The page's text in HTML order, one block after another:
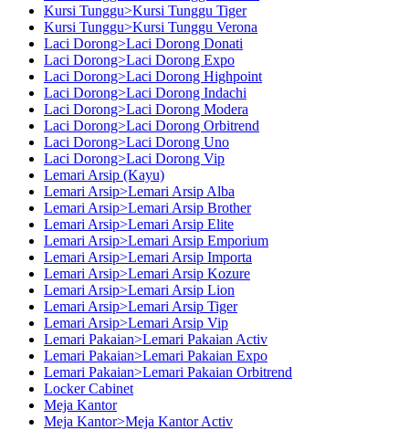
Kursi Tunggu>Kursi Tunggu Tiger
Kursi Tunggu>Kursi Tunggu Verona
Laci Dorong>Laci Dorong Donati
Laci Dorong>Laci Dorong Expo
Laci Dorong>Laci Dorong Highpoint
Laci Dorong>Laci Dorong Indachi
Laci Dorong>Laci Dorong Modera
Laci Dorong>Laci Dorong Orbitrend
Laci Dorong>Laci Dorong Uno
Laci Dorong>Laci Dorong Vip
Lemari Arsip (Kayu)
Lemari Arsip>Lemari Arsip Alba
Lemari Arsip>Lemari Arsip Brother
Lemari Arsip>Lemari Arsip Elite
Lemari Arsip>Lemari Arsip Emporium
Lemari Arsip>Lemari Arsip Importa
Lemari Arsip>Lemari Arsip Kozure
Lemari Arsip>Lemari Arsip Lion
Lemari Arsip>Lemari Arsip Tiger
Lemari Arsip>Lemari Arsip Vip
Lemari Pakaian>Lemari Pakaian Activ
Lemari Pakaian>Lemari Pakaian Expo
Lemari Pakaian>Lemari Pakaian Orbitrend
Locker Cabinet
Meja Kantor
Meja Kantor>Meja Kantor Activ